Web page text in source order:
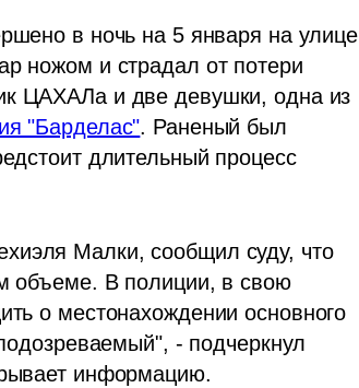
в ночь на 5 января на улице
ножом и страдал от потери
ЦАХАЛа и две девушки, одна из
"Барделас". Раненый был
длительный процесс
Малки, сообщил суду, что
объеме. В полиции, в свою
о местонахождении основного
- подчеркнул
информацию.